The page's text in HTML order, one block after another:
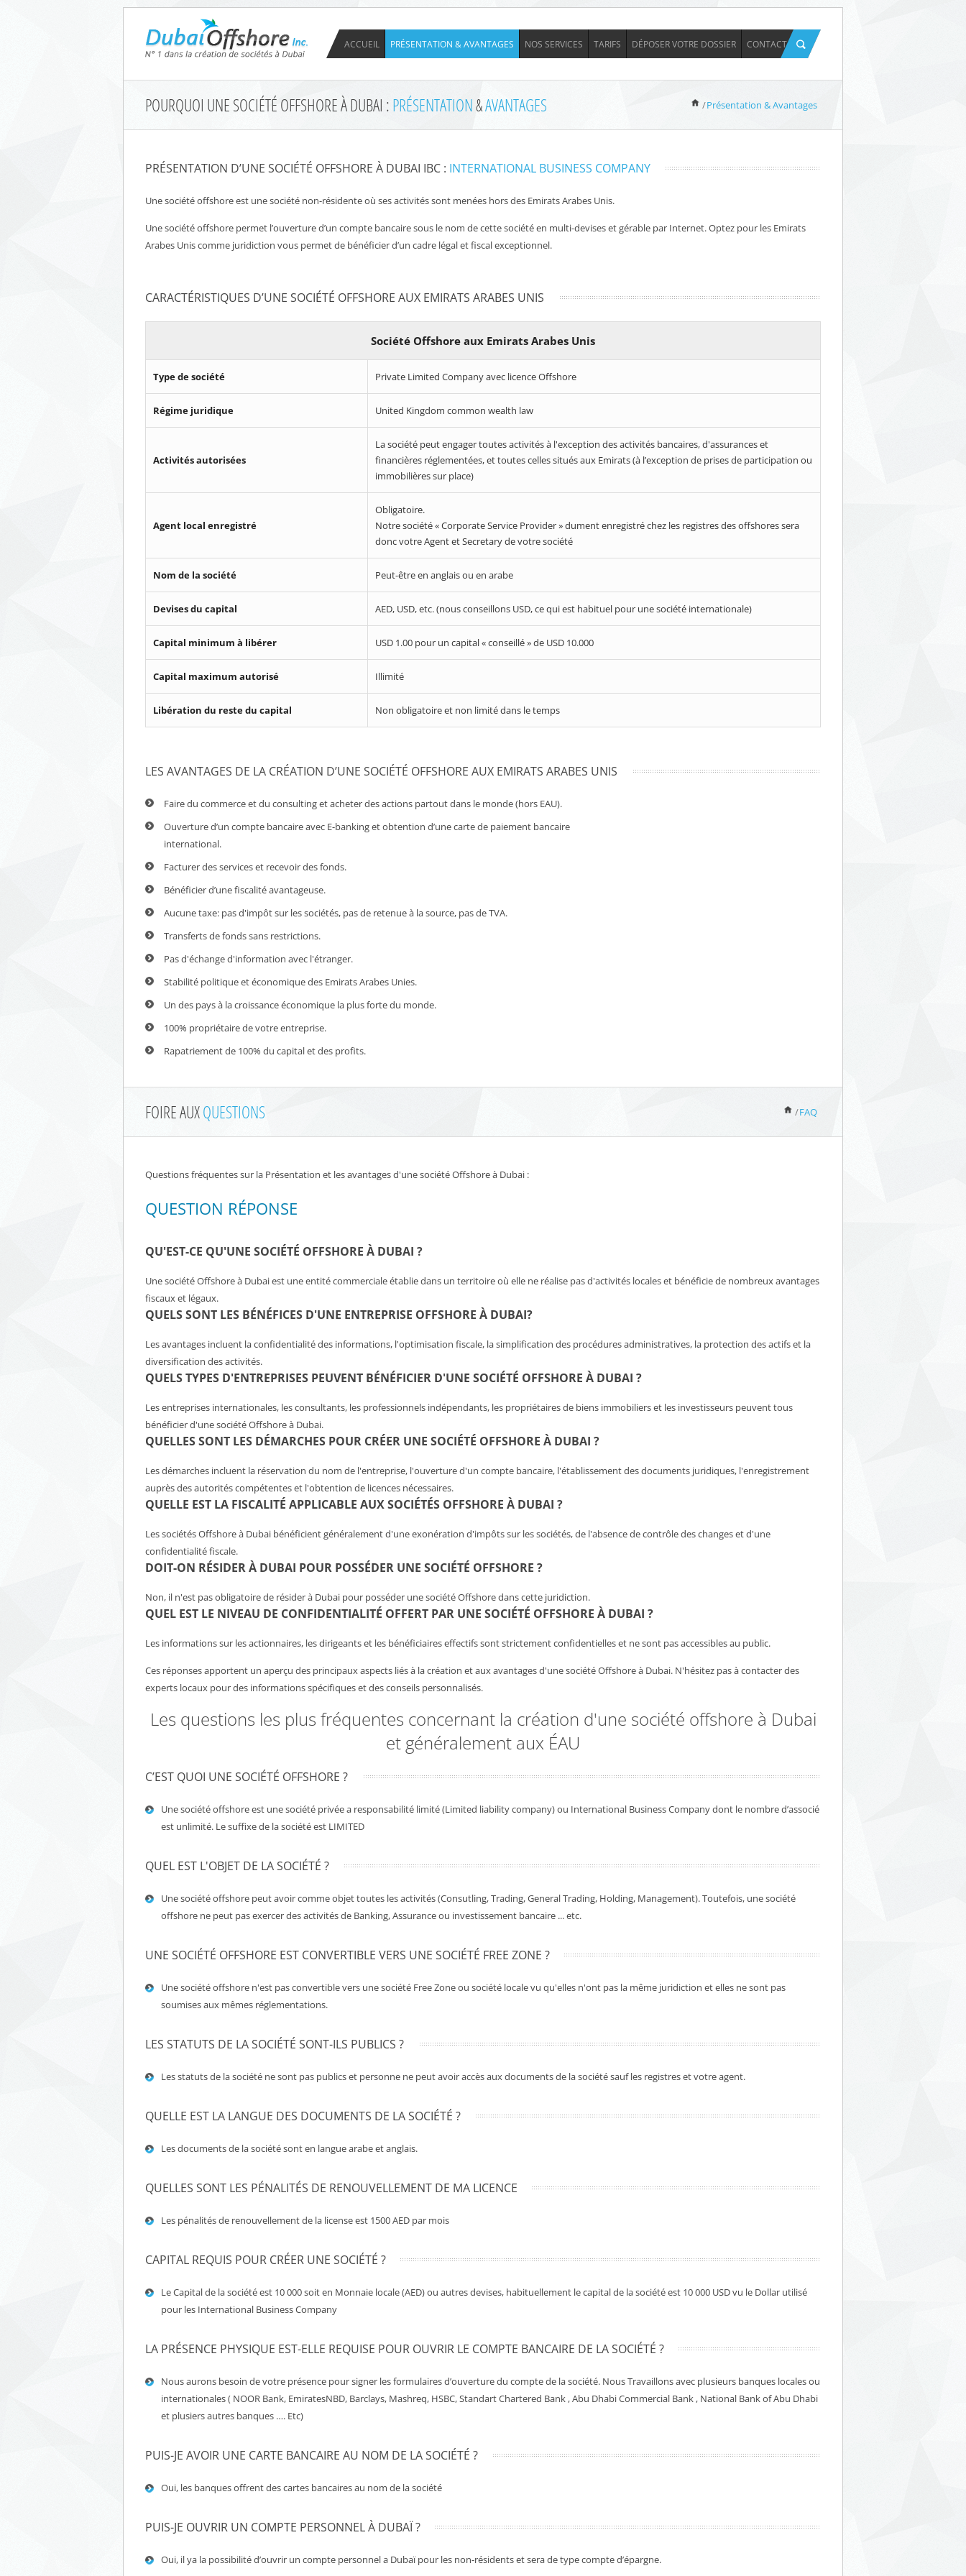
ACCUEIL PRÉSENTATION & AVANTAGES NOS SERVICES TARIFS DÉPOSER VOTRE DOSSIER CONTACT
POURQUOI UNE SOCIÉTÉ OFFSHORE À DUBAI :PRÉSENTATION&AVANTAGES /Présentation & Avantages
PRÉSENTATION D’UNE SOCIÉTÉ OFFSHORE À DUBAI IBC : INTERNATIONAL BUSINESS COMPANY
Une société offshore est une société non-résidente où ses activités sont menées hors des Emirats Arabes Unis.
Une société offshore permet l’ouverture d’un compte bancaire sous le nom de cette société en multi-devises et gérable par Internet. Optez pour les Emirats
Arabes Unis comme juridiction vous permet de bénéficier d’un cadre légal et fiscal exceptionnel.
CARACTÉRISTIQUES D’UNE SOCIÉTÉ OFFSHORE AUX EMIRATS ARABES UNIS
Société Offshore aux Emirats Arabes Unis
Type de société Private Limited Company avec licence Offshore
Régime juridique United Kingdom common wealth law
Activités autorisées
La société peut engager toutes activités à l'exception des activités bancaires, d'assurances et
financières réglementées, et toutes celles situés aux Emirats (à l’exception de prises de participation ou
immobilières sur place)
Agent local enregistré
Obligatoire.
Notre société « Corporate Service Provider » dument enregistré chez les registres des offshores sera
donc votre Agent et Secretary de votre société
Nom de la société Peut-être en anglais ou en arabe
Devises du capital AED, USD, etc. (nous conseillons USD, ce qui est habituel pour une société internationale)
Capital minimum à libérer USD 1.00 pour un capital « conseillé » de USD 10.000
Capital maximum autorisé Illimité
Libération du reste du capital Non obligatoire et non limité dans le temps
LES AVANTAGES DE LA CRÉATION D’UNE SOCIÉTÉ OFFSHORE AUX EMIRATS ARABES UNIS
Faire du commerce et du consulting et acheter des actions partout dans le monde (hors EAU).
Ouverture d’un compte bancaire avec E-banking et obtention d’une carte de paiement bancaire
international.
Facturer des services et recevoir des fonds.
Bénéficier d’une fiscalité avantageuse.
Aucune taxe: pas d'impôt sur les sociétés, pas de retenue à la source, pas de TVA.
Transferts de fonds sans restrictions.
Pas d'échange d'information avec l'étranger.
Stabilité politique et économique des Emirats Arabes Unies.
Un des pays à la croissance économique la plus forte du monde.
100% propriétaire de votre entreprise.
Rapatriement de 100% du capital et des profits.
FOIRE AUXQUESTIONS /FAQ
Questions fréquentes sur la Présentation et les avantages d'une société Offshore à Dubai :
QUESTION RÉPONSE
QU'EST-CE QU'UNE SOCIÉTÉ OFFSHORE À DUBAI ?
Une société Offshore à Dubai est une entité commerciale établie dans un territoire où elle ne réalise pas d'activités locales et bénéficie de nombreux avantages
fiscaux et légaux.
QUELS SONT LES BÉNÉFICES D'UNE ENTREPRISE OFFSHORE À DUBAI?
Les avantages incluent la confidentialité des informations, l'optimisation fiscale, la simplification des procédures administratives, la protection des actifs et la
diversification des activités.
QUELS TYPES D'ENTREPRISES PEUVENT BÉNÉFICIER D'UNE SOCIÉTÉ OFFSHORE À DUBAI ?
Les entreprises internationales, les consultants, les professionnels indépendants, les propriétaires de biens immobiliers et les investisseurs peuvent tous
bénéficier d'une société Offshore à Dubai.
QUELLES SONT LES DÉMARCHES POUR CRÉER UNE SOCIÉTÉ OFFSHORE À DUBAI ?
Les démarches incluent la réservation du nom de l'entreprise, l'ouverture d'un compte bancaire, l'établissement des documents juridiques, l'enregistrement
auprès des autorités compétentes et l'obtention de licences nécessaires.
QUELLE EST LA FISCALITÉ APPLICABLE AUX SOCIÉTÉS OFFSHORE À DUBAI ?
Les sociétés Offshore à Dubai bénéficient généralement d'une exonération d'impôts sur les sociétés, de l'absence de contrôle des changes et d'une
confidentialité fiscale.
DOIT-ON RÉSIDER À DUBAI POUR POSSÉDER UNE SOCIÉTÉ OFFSHORE ?
Non, il n'est pas obligatoire de résider à Dubai pour posséder une société Offshore dans cette juridiction.
QUEL EST LE NIVEAU DE CONFIDENTIALITÉ OFFERT PAR UNE SOCIÉTÉ OFFSHORE À DUBAI ?
Les informations sur les actionnaires, les dirigeants et les bénéficiaires effectifs sont strictement confidentielles et ne sont pas accessibles au public.
Ces réponses apportent un aperçu des principaux aspects liés à la création et aux avantages d'une société Offshore à Dubai. N'hésitez pas à contacter des
experts locaux pour des informations spécifiques et des conseils personnalisés.
Les questions les plus fréquentes concernant la création d'une société offshore à Dubai
et généralement aux ÉAU
C’EST QUOI UNE SOCIÉTÉ OFFSHORE ?
Une société offshore est une société privée a responsabilité limité (Limited liability company) ou International Business Company dont le nombre d’associé
est unlimité. Le suffixe de la société est LIMITED
QUEL EST L'OBJET DE LA SOCIÉTÉ ?
Une société offshore peut avoir comme objet toutes les activités (Consutling, Trading, General Trading, Holding, Management). Toutefois, une société
offshore ne peut pas exercer des activités de Banking, Assurance ou investissement bancaire ... etc.
UNE SOCIÉTÉ OFFSHORE EST CONVERTIBLE VERS UNE SOCIÉTÉ FREE ZONE ?
Une société offshore n'est pas convertible vers une société Free Zone ou société locale vu qu'elles n'ont pas la même juridiction et elles ne sont pas
soumises aux mêmes réglementations.
LES STATUTS DE LA SOCIÉTÉ SONT-ILS PUBLICS ?
Les statuts de la société ne sont pas publics et personne ne peut avoir accès aux documents de la société sauf les registres et votre agent.
QUELLE EST LA LANGUE DES DOCUMENTS DE LA SOCIÉTÉ ?
Les documents de la société sont en langue arabe et anglais.
QUELLES SONT LES PÉNALITÉS DE RENOUVELLEMENT DE MA LICENCE
Les pénalités de renouvellement de la license est 1500 AED par mois
CAPITAL REQUIS POUR CRÉER UNE SOCIÉTÉ ?
Le Capital de la société est 10 000 soit en Monnaie locale (AED) ou autres devises, habituellement le capital de la société est 10 000 USD vu le Dollar utilisé
pour les International Business Company
LA PRÉSENCE PHYSIQUE EST-ELLE REQUISE POUR OUVRIR LE COMPTE BANCAIRE DE LA SOCIÉTÉ ?
Nous aurons besoin de votre présence pour signer les formulaires d’ouverture du compte de la société. Nous Travaillons avec plusieurs banques locales ou
internationales ( NOOR Bank, EmiratesNBD, Barclays, Mashreq, HSBC, Standart Chartered Bank , Abu Dhabi Commercial Bank , National Bank of Abu Dhabi
et plusiers autres banques …. Etc)
PUIS-JE AVOIR UNE CARTE BANCAIRE AU NOM DE LA SOCIÉTÉ ?
Oui, les banques offrent des cartes bancaires au nom de la société
PUIS-JE OUVRIR UN COMPTE PERSONNEL À DUBAÏ ?
Oui, il ya la possibilité d’ouvrir un compte personnel a Dubaï pour les non-résidents et sera de type compte d’épargne.